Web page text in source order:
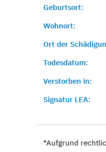
Geburtsort:
Wohnort:
Ort der
Todesdatum:
Verstorben in:
Signatur LEA:
*Aufgrund